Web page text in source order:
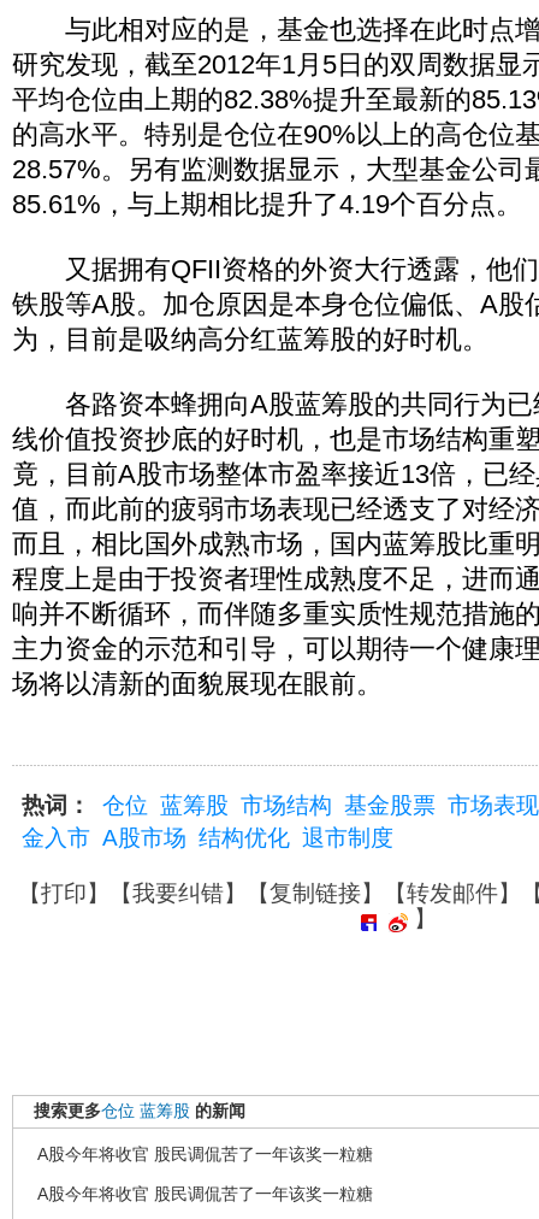
与此相对应的是，基金也选择在此时点
研究发现，截至2012年1月5日的双周数据显
平均仓位由上期的82.38%提升至最新的
的高水平。特别是仓位在90%以上的高仓位
28.57%。另有监测数据显示，大型基金公司
85.61%，与上期相比提升了4.19个百分点。
又据拥有QFII资格的外资大行透露，他们
铁股等A股。加仓原因是本身仓位偏低、A股
为，目前是吸纳高分红蓝筹股的好时机。
各路资本蜂拥向A股蓝筹股的共同行为已
线价值投资抄底的好时机，也是市场结构重
竟，目前A股市场整体市盈率接近13倍，已
值，而此前的疲弱市场表现已经透支了对经
而且，相比国外成熟市场，国内蓝筹股比重
程度上是由于投资者理性成熟度不足，进而
响并不断循环，而伴随多重实质性规范措施
主力资金的示范和引导，可以期待一个健康
场将以清新的面貌展现在眼前。
热词： 仓位 蓝筹股 市场结构 基金股票 市场表现
金入市 A股市场 结构优化 退市制度
【打印】【我要纠错】【复制链接】【转发邮件】
】
搜索更多仓位 蓝筹股 的新闻
A股今年将收官 股民调侃苦了一年该奖一粒糖
A股今年将收官 股民调侃苦了一年该奖一粒糖